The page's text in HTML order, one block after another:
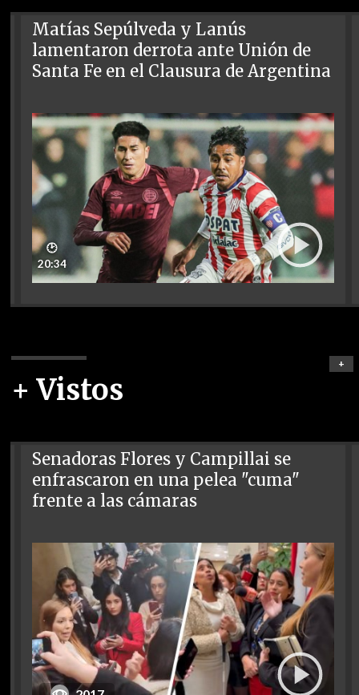
Matías Sepúlveda y Lanús
lamentaron derrota ante Unión de
Santa Fe en el Clausura de Argentina
🕑
20:34
+ Vistos
+
Senadoras Flores y Campillai se
enfrascaron en una pelea "cuma"
frente a las cámaras